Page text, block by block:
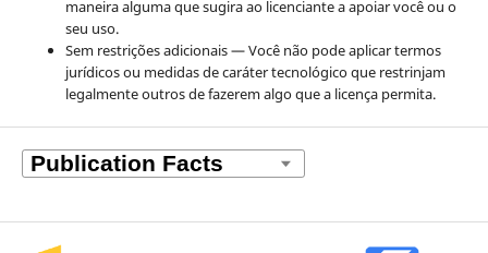
maneira alguma que sugira ao licenciante a apoiar você ou o
seu uso.
Sem restrições adicionais — Você não pode aplicar termos
jurídicos ou medidas de caráter tecnológico que restrinjam
legalmente outros de fazerem algo que a licença permita.